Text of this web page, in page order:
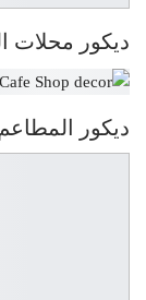
ديكور محلات
ديكور